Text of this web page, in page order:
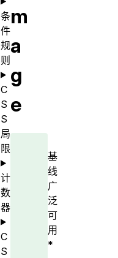
m
a
g
e
基
线
广
泛
可
用
*
条
件
规
则
C
S
S
局
限
计
数
器
C
S